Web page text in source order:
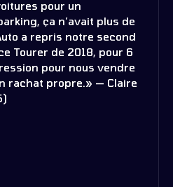
pour un
ça n’avait plus de
a repris notre second
Tourer de 2018, pour 6
pour nous vendre
rachat propre.» — Claire